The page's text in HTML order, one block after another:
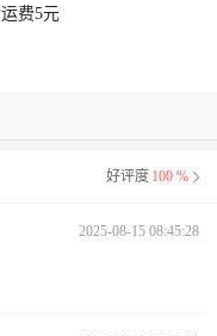
费5元
好评度 100 %
2025-08-15 08:45:28